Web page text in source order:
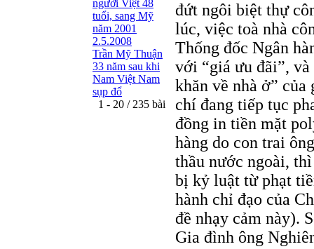
người Việt 48
tuổi, sang Mỹ
năm 2001
2.5.2008
Trần Mỹ Thuận
33 năm sau khi
Nam Việt Nam
sụp đổ
1 - 20 / 235 bài
đứt ngôi biệt thự
lúc, việc toà nhà
Thống đốc Ngân
với “giá ưu đãi”,
khăn về nhà ở”
chí đang tiếp tục
đồng in tiền mặt
hàng do con trai
thầu nước ngoài,
bị kỷ luật từ phạt
hành chỉ đạo của
đề nhạy cảm này).
Gia đình ông